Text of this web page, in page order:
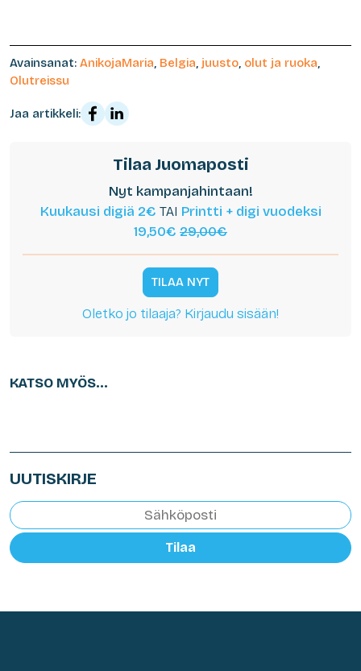
Avainsanat: AnikojaMaria, Belgia, juusto, olut ja ruoka,
Olutreissu
Jaa artikkeli:
Tilaa Juomaposti
Nyt kampanjahintaan!
Kuukausi digiä 2€ TAI Printti + digi vuodeksi
19,50€ 29,00€
TILAA NYT
Oletko jo tilaaja? Kirjaudu sisään!
KATSO MYÖS...
UUTISKIRJE
Tilaa